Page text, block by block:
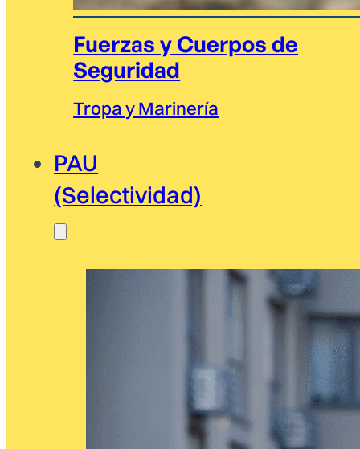
Fuerzas y Cuerpos de
Seguridad
Tropa y Marinería
PAU
(Selectividad)